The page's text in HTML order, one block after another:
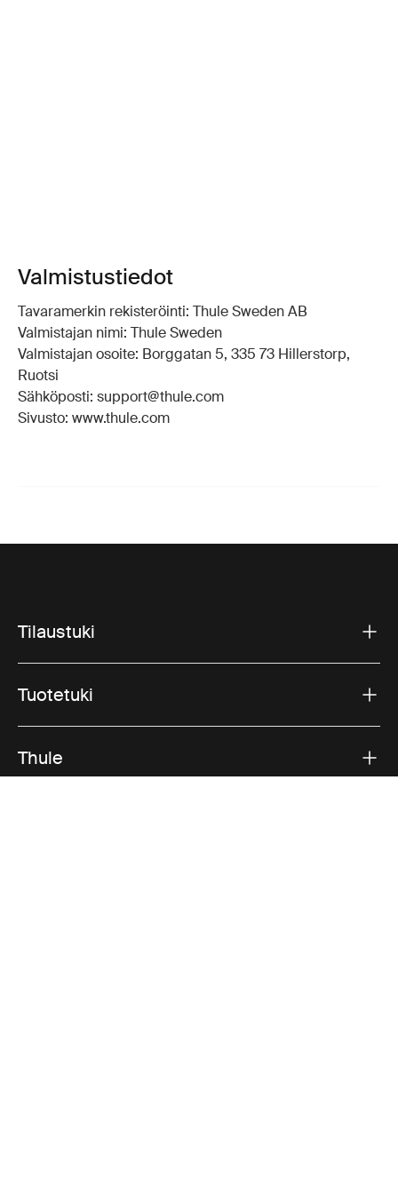
Valmistustiedot
Tavaramerkin rekisteröinti: Thule Sweden AB
Valmistajan nimi: Thule Sweden
Valmistajan osoite: Borggatan 5, 335 73 Hillerstorp,
Ruotsi
Sähköposti: support@thule.com
Sivusto: www.thule.com
Tilaustuki
Tuotetuki
Thule